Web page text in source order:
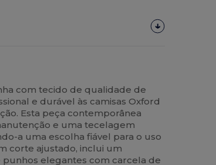
com tecido de qualidade de
e durável às camisas Oxford
Esta peça contemporânea
e uma tecelagem
a uma escolha fiável para o uso
corte ajustado, inclui um
elegantes com carcela de